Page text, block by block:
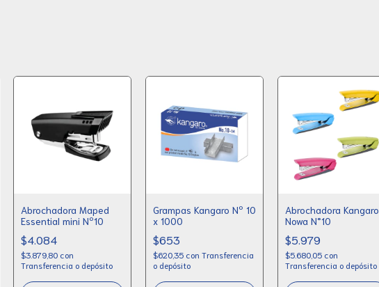
Abrochadora Maped
Essential mini Nº10
$4.084
$3.879,80 con
Transferencia o depósito
Grampas Kangaro Nº 10
x 1000
$653
$620,35 con Transferencia
o depósito
Abrochadora Kangaro
Nowa N°10
$5.979
$5.680,05 con
Transferencia o depósito